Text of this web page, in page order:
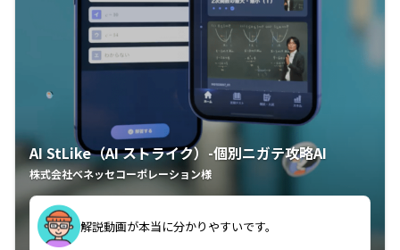
AI StLike（AI ストライク）-個別ニガテ攻略AI
株式会社ベネッセコーポレーション様
古文漢文を主に使わせていただいているが、復習する
のに非常に役立っている。
解説動画が本当に分かりやすいです。